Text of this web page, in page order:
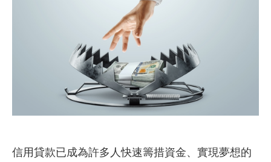
信用貸款已成為許多人快速籌措資金、實現夢想的